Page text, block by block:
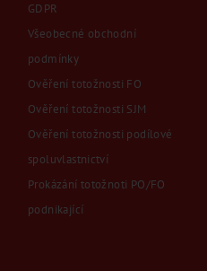
GDPR
Všeobecné obchodní
podmínky
Ověření totožnosti FO
Ověření totožnosti SJM
Ověření totožnosti podílové
spoluvlastnictví
Prokázání totožnoti PO/FO
podnikající